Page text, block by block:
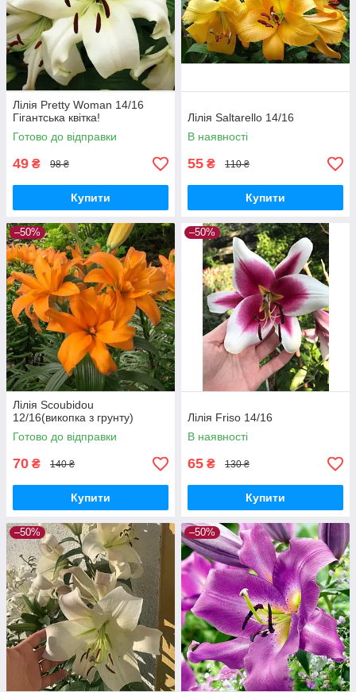
Лілія Pretty Woman 14/16
Гігантська квітка!
Готово до відправки
49 ₴ 98 ₴
Купити
Лілія Saltarello 14/16
В наявності
55 ₴ 110 ₴
Купити
–50%
Лілія Scoubidou
12/16(викопка з грунту)
Готово до відправки
70 ₴ 140 ₴
Купити
–50%
Лілія Friso 14/16
В наявності
65 ₴ 130 ₴
Купити
–50% –50%